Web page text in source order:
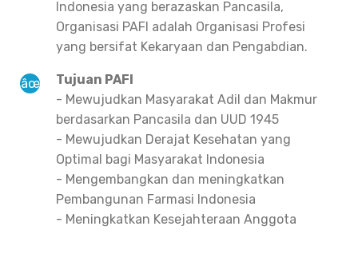
Indonesia yang berazaskan Pancasila,
Organisasi PAFI adalah Organisasi Profesi
yang bersifat Kekaryaan dan Pengabdian.
Tujuan PAFI
- Mewujudkan Masyarakat Adil dan Makmur
berdasarkan Pancasila dan UUD 1945
- Mewujudkan Derajat Kesehatan yang
Optimal bagi Masyarakat Indonesia
- Mengembangkan dan meningkatkan
Pembangunan Farmasi Indonesia
- Meningkatkan Kesejahteraan Anggota